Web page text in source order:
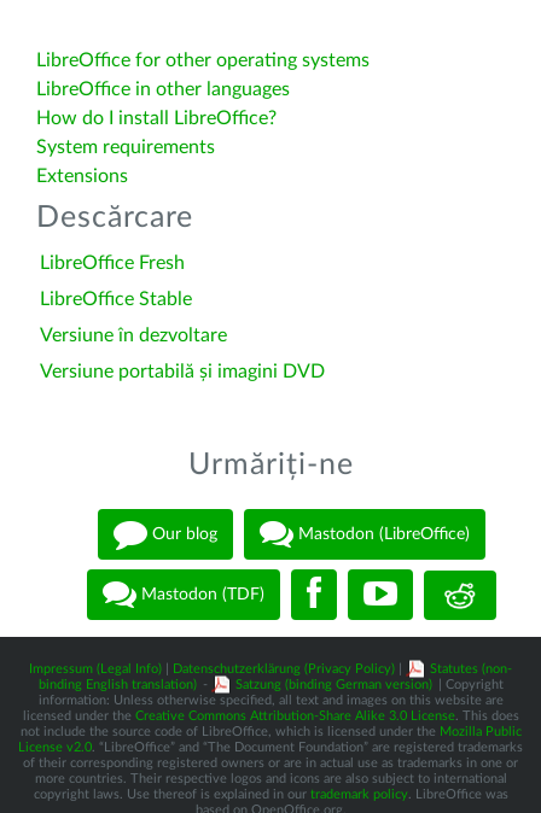
LibreOffice for other operating systems
LibreOffice in other languages
How do I install LibreOffice?
System requirements
Extensions
Descărcare
LibreOffice Fresh
LibreOffice Stable
Versiune în dezvoltare
Versiune portabilă și imagini DVD
Urmăriți-ne
Our blog Mastodon (LibreOffice)
Mastodon (TDF)
Impressum (Legal Info) Datenschutzerklärung (Privacy Policy)
Statutes (non-
binding English translation) - Satzung (binding German version)
| Copyright
information: Unless otherwise specified, all text and images on this website are
licensed under the Creative Commons Attribution-Share Alike 3.0 License. This does
not include the source code of LibreOffice, which is licensed under the Mozilla Public
License v2.0 . “LibreOffice” and “The Document Foundation” are registered trademarks
of their corresponding registered owners or are in actual use as trademarks in one or
more countries. Their respective logos and icons are also subject to international
copyright laws. Use thereof is explained in our trademark policy. LibreOffice was
based on OpenOffice.org.